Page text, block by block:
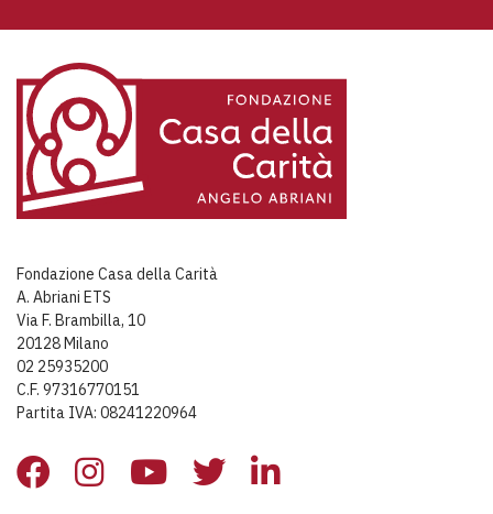
Fondazione Casa della Carità
A. Abriani ETS
Via F. Brambilla, 10
20128 Milano
02 25935200
C.F. 97316770151
Partita IVA: 08241220964